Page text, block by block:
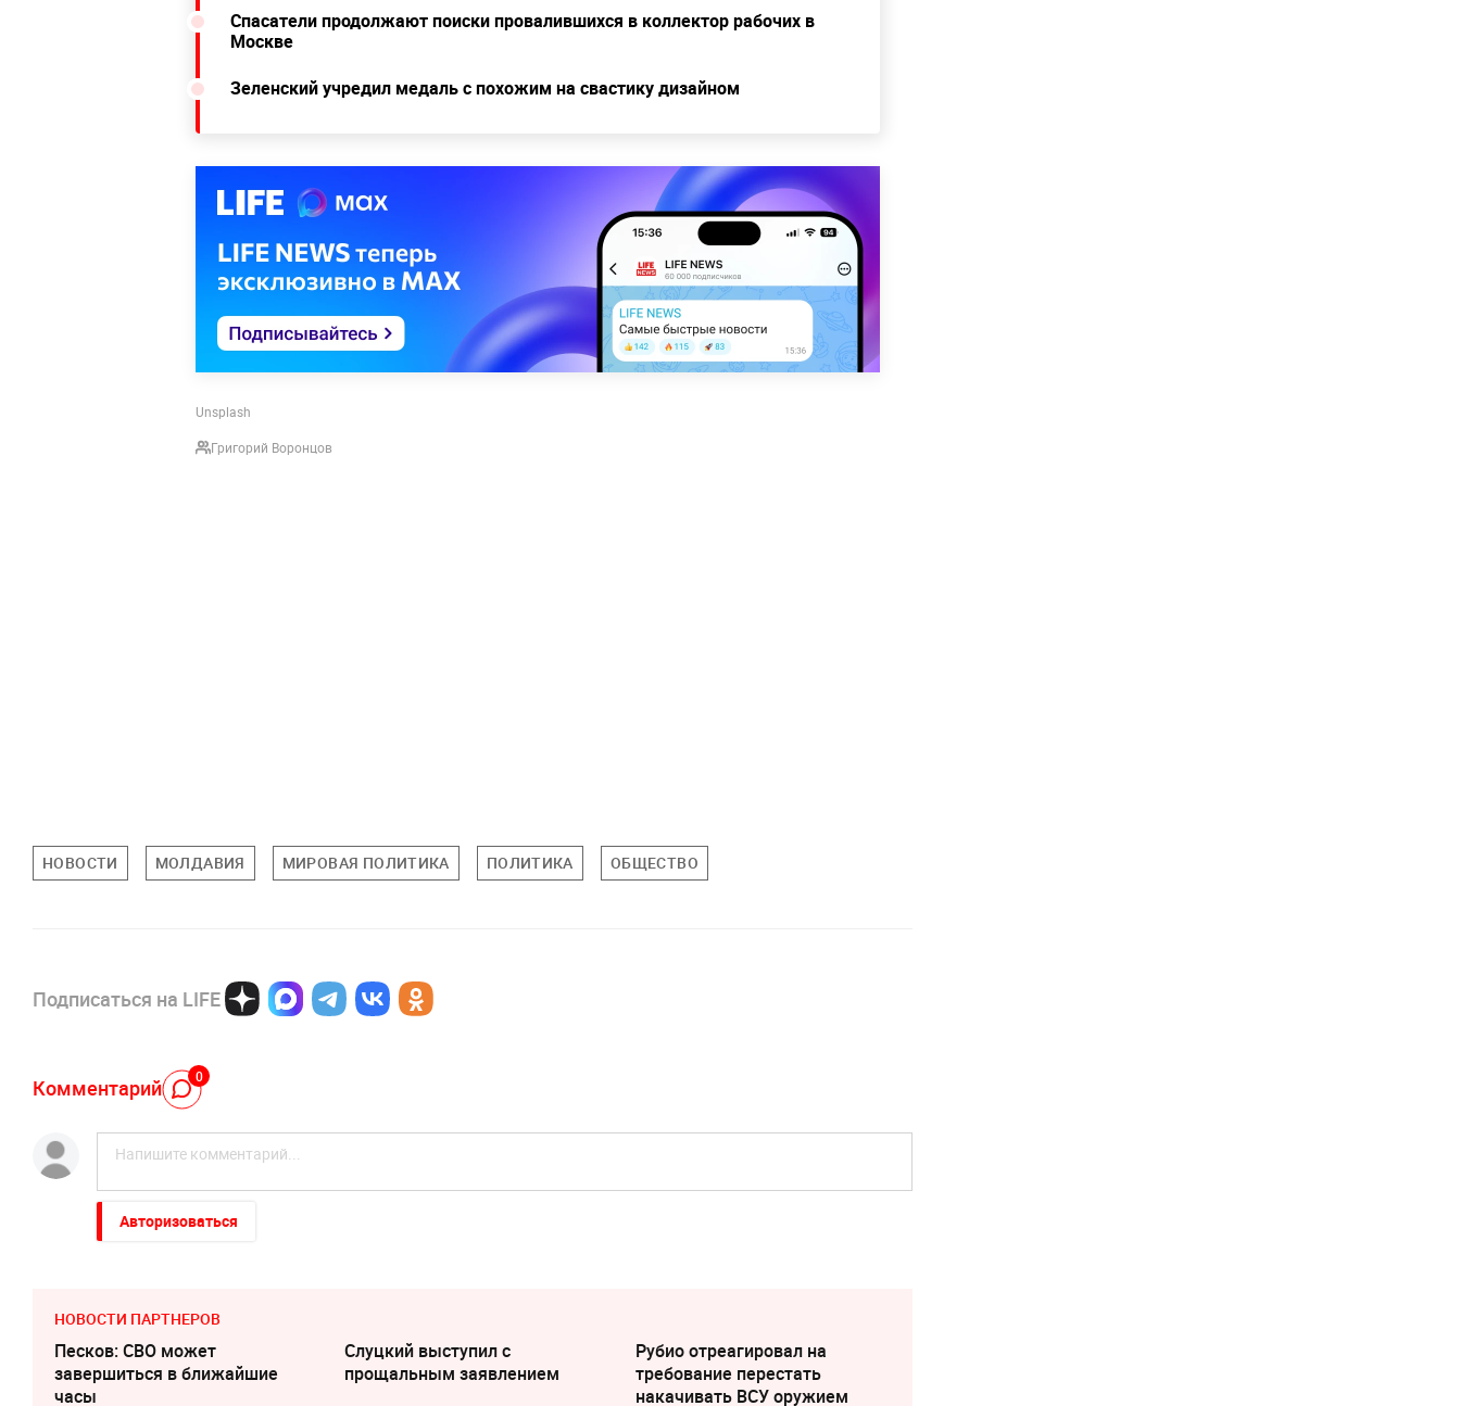
Спасатели продолжают поиски провалившихся в коллектор рабочих в
Москве
Зеленский учредил медаль с похожим на свастику дизайном
Unsplash
Григорий Воронцов
НОВОСТИ МОЛДАВИЯ МИРОВАЯ ПОЛИТИКА ПОЛИТИКА ОБЩЕСТВО
Подписаться на LIFE
Комментарий 0
Авторизоваться
НОВОСТИ ПАРТНЕРОВ
Песков: СВО может
завершиться в ближайшие
часы
Слуцкий выступил с
прощальным заявлением
Рубио отреагировал на
требование перестать
накачивать ВСУ оружием